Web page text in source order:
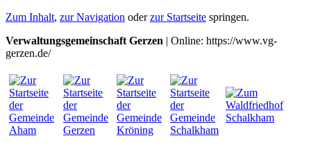
Zum Inhalt, zur Navigation oderzur Startseite springen.
Verwaltungsgemeinschaft Gerzen | Online: https://www.vg-
gerzen.de/